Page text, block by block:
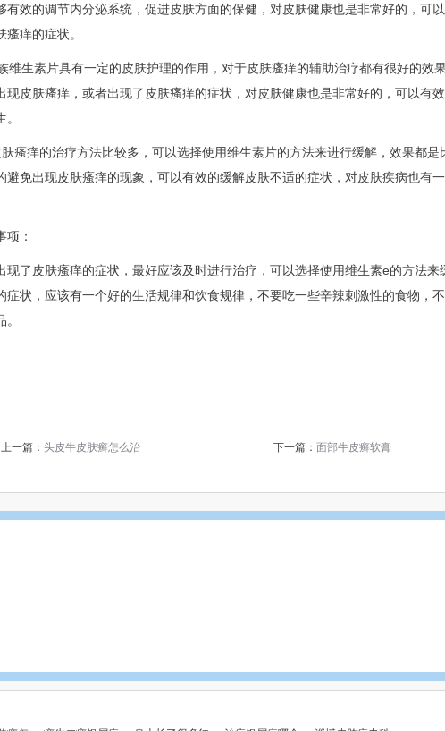
有效的调节内分泌系统，促进皮肤方面的保健，对皮肤健康也是非常好的，可
瘙痒的症状。
维生素片具有一定的皮肤护理的作用，对于皮肤瘙痒的辅助治疗都有很好的效
现皮肤瘙痒，或者出现了皮肤瘙痒的症状，对皮肤健康也是非常好的，可以有
瘙痒的治疗方法比较多，可以选择使用维生素片的方法来进行缓解，效果都是
避免出现皮肤瘙痒的现象，可以有效的缓解皮肤不适的症状，对皮肤疾病也有
项：
现了皮肤瘙痒的症状，最好应该及时进行治疗，可以选择使用维生素e的方法来
症状，应该有一个好的生活规律和饮食规律，不要吃一些辛辣刺激性的食物，
上一篇： 头皮牛皮肤癣怎么治 下一篇： 面部牛皮癣软膏